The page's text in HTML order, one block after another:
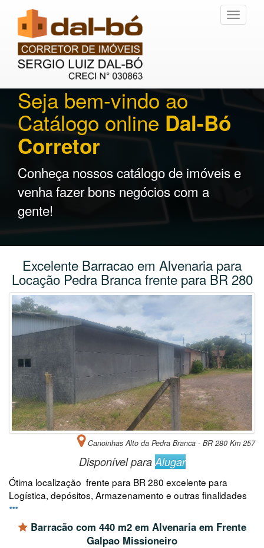
Toggle
Seja bem-vindo ao
Catálogo online Dal-Bó
Corretor
Conheça nossos catálogo de imóveis e
venha fazer bons negócios com a
gente!
Excelente Barracao em Alvenaria para
Locação Pedra Branca frente para BR 280
Canoinhas Alto da Pedra Branca - BR 280 Km 257
Disponível para Alugar
Ótima localização frente para BR 280 excelente para
Logística, depósitos, Armazenamento e outras finalidades
Barracão com 440 m2 em Alvenaria em Frente
Galpao Missioneiro